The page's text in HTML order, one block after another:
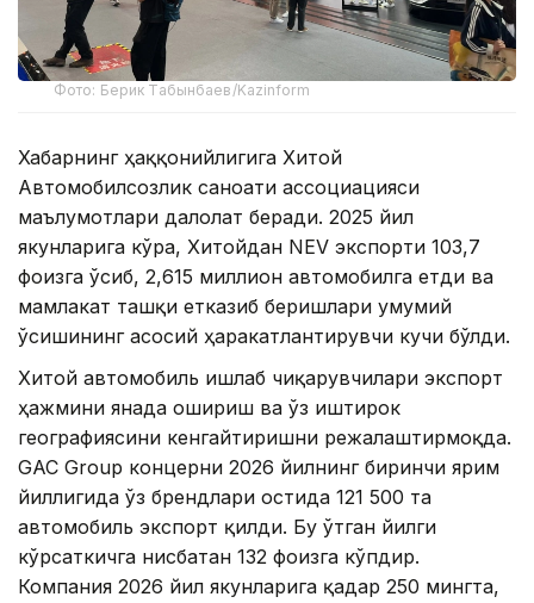
Фото: Берик Табынбаев/Kazinform
Хабарнинг ҳаққонийлигига Хитой
Автомобилсозлик саноати ассоциацияси
маълумотлари далолат беради. 2025 йил
якунларига кўра, Хитойдан NEV экспорти 103,7
фоизга ўсиб, 2,615 миллион автомобилга етди ва
мамлакат ташқи етказиб беришлари умумий
ўсишининг асосий ҳаракатлантирувчи кучи бўлди.
Хитой автомобиль ишлаб чиқарувчилари экспорт
ҳажмини янада ошириш ва ўз иштирок
географиясини кенгайтиришни режалаштирмоқда.
GAC Group концерни 2026 йилнинг биринчи ярим
йиллигида ўз брендлари остида 121 500 та
автомобиль экспорт қилди. Бу ўтган йилги
кўрсаткичга нисбатан 132 фоизга кўпдир.
Компания 2026 йил якунларига қадар 250 мингта,